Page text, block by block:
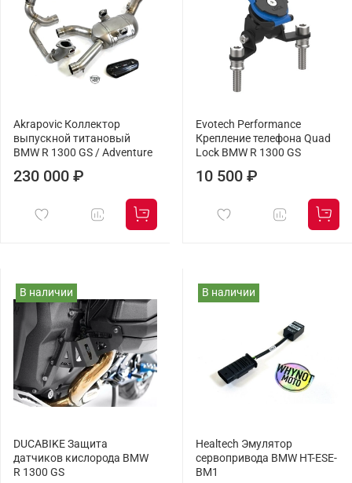
Akrapovic Коллектор
выпускной титановый
BMW R 1300 GS / Adventure
230 000 ₽
Evotech Performance
Крепление телефона Quad
Lock BMW R 1300 GS
10 500 ₽
В наличии
DUCABIKE Защита
датчиков кислорода BMW
R 1300 GS
В наличии
Healtech Эмулятор
сервопривода BMW HT-ESE-
BM1